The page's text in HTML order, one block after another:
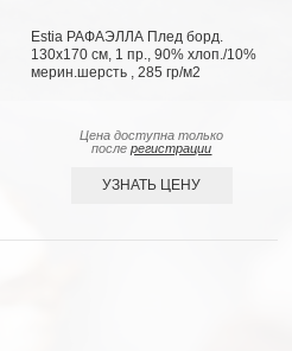
Estia РАФАЭЛЛА Плед борд.
130х170 см, 1 пр., 90% хлоп./10%
мерин.шерсть , 285 гр/м2
Цена доступна только
послерегистрации
УЗНАТЬ ЦЕНУ